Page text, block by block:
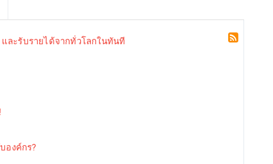
ละรับรายได้จากทั่วโลกในทันที
องค์กร?